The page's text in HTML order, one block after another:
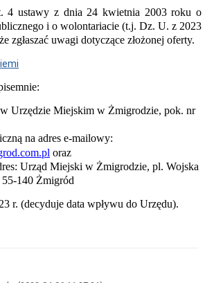
4 ustawy z dnia 24 kwietnia 2003 roku o
i o wolontariacie (t.j. Dz. U. z 2023
zgłaszać uwagi dotyczące złożonej oferty.
Urzędzie Miejskim w Żmigrodzie, pok. nr
na adres e-mailowy:
oraz
Urząd Miejski w Żmigrodzie, pl. Wojska
140 Żmigród
r. (decyduje data wpływu do Urzędu).